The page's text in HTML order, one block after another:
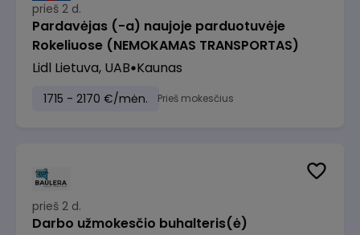
prieš 2 d.
Pardavėjas (-a) naujoje parduotuvėje
Rokeliuose (NEMOKAMAS TRANSPORTAS)
Lidl Lietuva, UAB Kaunas
1715 - 2170 €/mėn. Prieš mokesčius
prieš 2 d.
Darbo užmokesčio buhalteris(ė)